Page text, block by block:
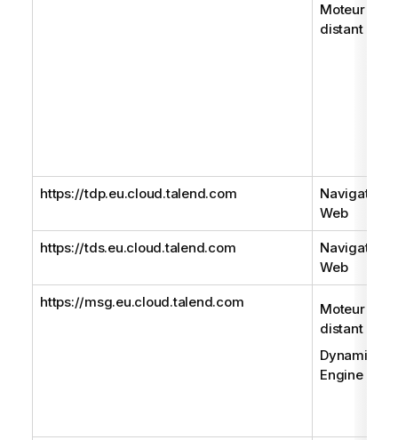
Moteur
distant
https://tdp.eu.cloud.talend.com
Navigateur
Web
https://tds.eu.cloud.talend.com
Navigateur
Web
https://msg.eu.cloud.talend.com
Moteur
distant
Dynamic
Engine